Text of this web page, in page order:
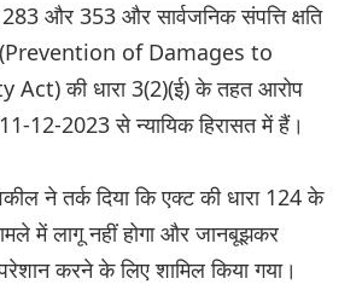
और 353 और सार्वजनिक संपत्ति क्षति
(Prevention of Damages to
की धारा 3(2)(ई) के तहत आरोप
12-2023 से न्यायिक हिरासत में हैं।
ने तर्क दिया कि एक्ट की धारा 124 के
में लागू नहीं होगा और जानबूझकर
करने के लिए शामिल किया गया।